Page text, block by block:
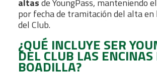
por fecha de tramitación del alta en
del Club.
¿QUÉ INCLUYE SER
DEL CLUB LAS ENCINAS
BOADILLA?